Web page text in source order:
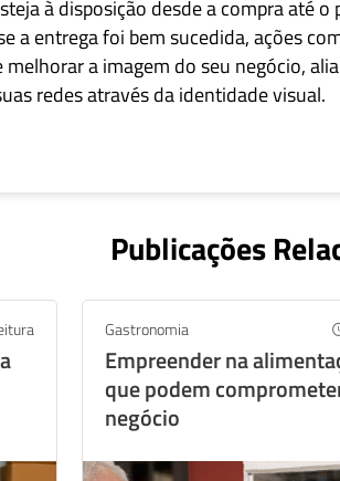
à disposição desde a compra até
a entrega foi bem sucedida, ações
a imagem do seu negócio,
redes através da identidade visual.
Publicações
Gastronomia
Empreender na
que podem
negócio